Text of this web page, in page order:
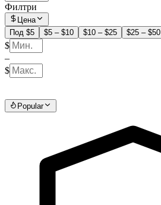
Филтри
Цена
Под $5
$5 – $10 $10 – $25 $25 – $50
$
–
$
Popular